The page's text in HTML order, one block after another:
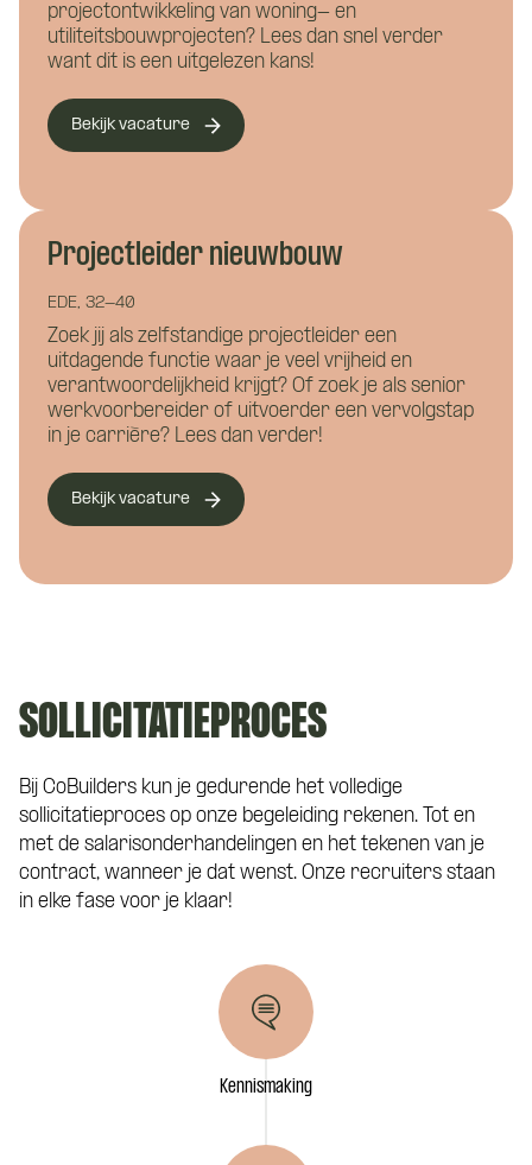
projectontwikkeling van woning- en
utiliteitsbouwprojecten? Lees dan snel verder
want dit is een uitgelezen kans!
Bekijk vacature
Projectleider nieuwbouw
EDE, 32-40
Zoek jij als zelfstandige projectleider een
uitdagende functie waar je veel vrijheid en
verantwoordelijkheid krijgt? Of zoek je als senior
werkvoorbereider of uitvoerder een vervolgstap
in je carrière? Lees dan verder!
Bekijk vacature
SOLLICITATIEPROCES
Bij CoBuilders kun je gedurende het volledige
sollicitatieproces op onze begeleiding rekenen. Tot en
met de salarisonderhandelingen en het tekenen van je
contract, wanneer je dat wenst. Onze recruiters staan
in elke fase voor je klaar!
Kennismaking
Bouwkunde Civiele techniek
Installatietechniek
Hoe kunnen we je helpen?
Hoe kunnen we je bereiken?
Eén van onze adviseurs staat je graag te
woord! Je wordt gekoppeld aan een vast
aanspreekpunt tijdens de kennismaking
met CoBuilders.
uitvoerder bouw
Naam*
E-mailadres*
Motivatie (niet verplicht)